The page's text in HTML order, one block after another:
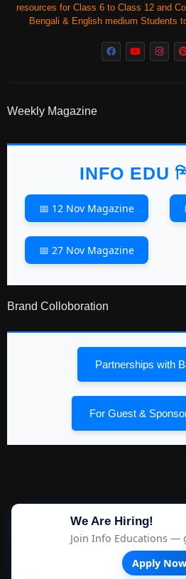
resources for Class 6 to Class 12 and
Bengali & English medium Students
Weekly Magazine
INFO EDU
📅 12 Nov Magazine
📅 27 Nov Magazine
Brand Colloboration
Partnerships with
For Guest &
We Are Hiring!
Join Info Educations —
Apply Now